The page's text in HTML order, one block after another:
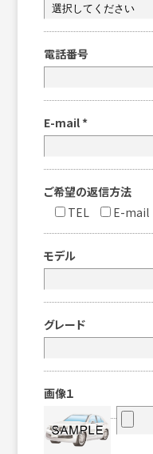
電話番号
E-mail *
ご希望の返信方法
TEL
E-mail
モデル
グレード
画像１